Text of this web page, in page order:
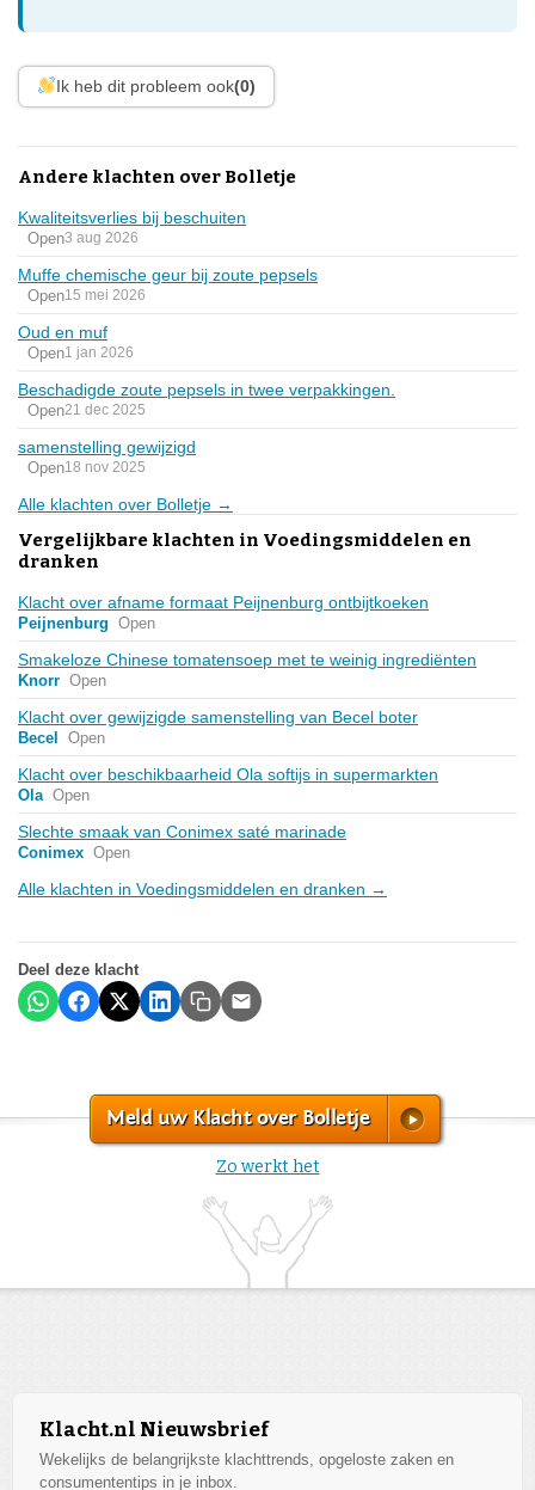
Ik heb dit probleem ook(0)
Andere klachten over Bolletje
Kwaliteitsverlies bij beschuiten
Open3 aug 2026
Muffe chemische geur bij zoute pepsels
Open15 mei 2026
Oud en muf
Open1 jan 2026
Beschadigde zoute pepsels in twee verpakkingen.
Open21 dec 2025
samenstelling gewijzigd
Open18 nov 2025
Alle klachten over Bolletje →
Vergelijkbare klachten in Voedingsmiddelen en
dranken
Klacht over afname formaat Peijnenburg ontbijtkoeken
Peijnenburg Open
Smakeloze Chinese tomatensoep met te weinig ingrediënten
Knorr Open
Klacht over gewijzigde samenstelling van Becel boter
Becel Open
Klacht over beschikbaarheid Ola softijs in supermarkten
Ola Open
Slechte smaak van Conimex saté marinade
Conimex Open
Alle klachten in Voedingsmiddelen en dranken →
Deel deze klacht
Meld uw Klacht over Bolletje
Zo werkt het
Klacht.nl Nieuwsbrief
Wekelijks de belangrijkste klachttrends, opgeloste zaken en
consumententips in je inbox.